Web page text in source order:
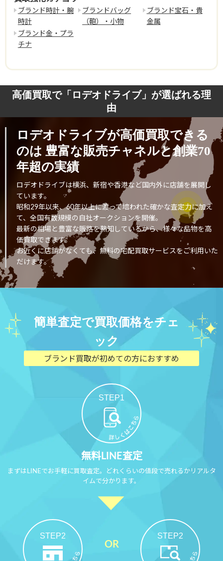
ブランド時計・腕
時計
ブランドバッグ
（鞄）・小物
ブランド宝石・貴
金属
ブランド金・プラ
チナ
高価買取で「ロデオドライブ」が選ばれる理
由
ロデオドライブが高価買取できる
のは 豊富な販売チャネルと創業70
年超の実績
ロデオドライブは横浜、新宿や香港など国内外に店舗を展開し
ています。
昭和29年以来、60年以上に渡って培われた確かな査定力に加え
て、全国有数規模の自社オークションを開催。
最新の相場と豊富な販路を熟知しているから、様々な品物を高
価買取できます。
お近くに店舗がなくても、無料の宅配買取サービスをご利用いた
だけます。
簡単査定で買取価格をチェ
ック
ブランド買取が初めての方におすすめ
STEP1
無料LINE査定
まずはLINEでお手軽に買取査定。どれくらいの値段で売れるかリアルタ
イムで分かります。
STEP2 STEP2